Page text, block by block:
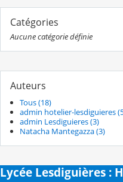
Catégories
Aucune catégorie définie
Auteurs
Tous (18)
admin hotelier-lesdiguieres
admin Lesdiguieres (3)
Natacha Mantegazza (3)
Lycée Lesdiguières :